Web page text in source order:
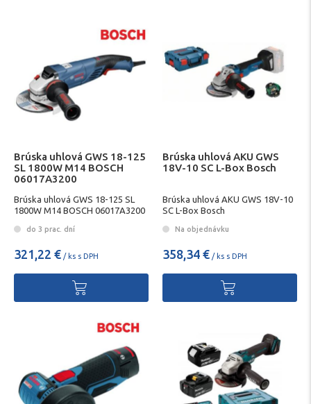
Brúska uhlová GWS 18-125
SL 1800W M14 BOSCH
06017A3200
Brúska uhlová GWS 18-125 SL
1800W M14 BOSCH 06017A3200
do 3 prac. dní
321,22 € / ks s DPH
Brúska uhlová AKU GWS
18V-10 SC L-Box Bosch
Brúska uhlová AKU GWS 18V-10
SC L-Box Bosch
Na objednávku
358,34 € / ks s DPH